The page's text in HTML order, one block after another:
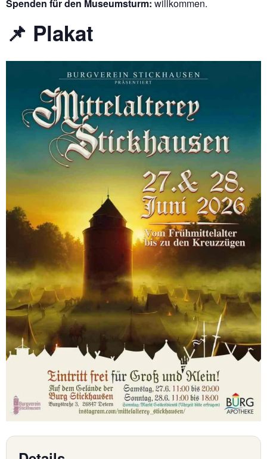
Spenden für den Museumsturm: willkommen.
📌 Plakat